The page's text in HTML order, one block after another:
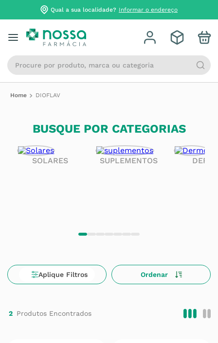
Qual a sua localidade? Informar o endereço
Procure por produto, marca ou categoria
DIOFLAV
BUSQUE POR CATEGORIAS
SOLARES SUPLEMENTOS
2